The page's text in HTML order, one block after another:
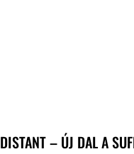
DISTANT – ÚJ DAL A